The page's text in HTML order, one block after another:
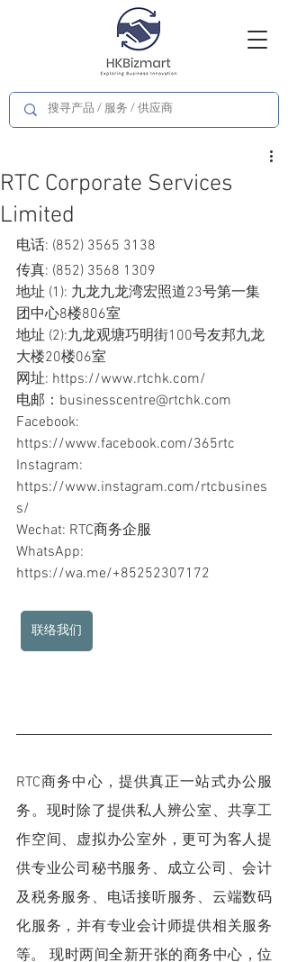
RTC Corporate Services
Limited
电话: (852) 3565 3138
传真: (852) 3568 1309
地址 (1): 九龙九龙湾宏照道23号第一集
团中心8楼806室
地址 (2):九龙观塘巧明街100号友邦九龙
大楼20楼06室
网址: https://www.rtchk.com/
电邮：businesscentre@rtchk.com
Facebook:
https://www.facebook.com/365rtc
Instagram:
https://www.instagram.com/rtcbusines
s/
Wechat: RTC商务企服
WhatsApp:
https://wa.me/+85252307172
联络我们
RTC商务中心，提供真正一站式办公服
务。现时除了提供私人辨公室、共享工
作空间、虚拟办公室外，更可为客人提
供专业公司秘书服务、成立公司、会计
及税务服务、电话接听服务、云端数码
化服务，并有专业会计师提供相关服务
等。 现时两间全新开张的商务中心，位